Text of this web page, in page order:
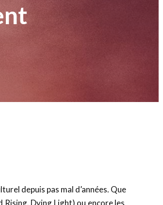
depuis pas mal d’années. Que
Dying Light) ou encore les